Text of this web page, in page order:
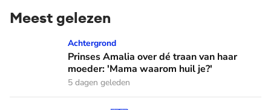
Meest gelezen
Prinses Amalia over dé traan van haar moeder: 'Mama
Achtergrond
Prinses Amalia over dé traan van haar
moeder: 'Mama waarom huil je?'
5 dagen geleden